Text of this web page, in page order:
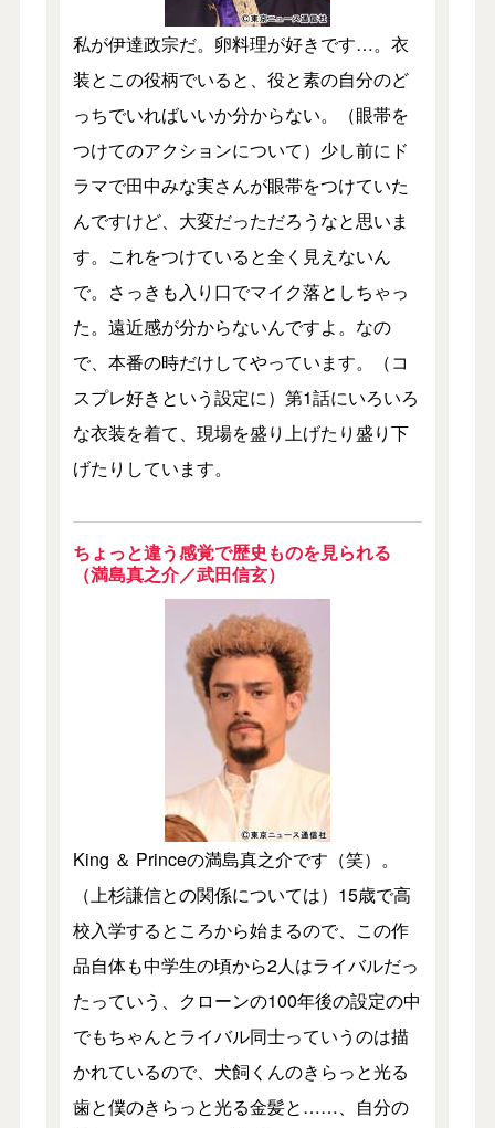
私が伊達政宗だ。卵料理が好きです…。衣
装とこの役柄でいると、役と素の自分のど
っちでいればいいか分からない。（眼帯を
つけてのアクションについて）少し前にド
ラマで田中みな実さんが眼帯をつけていた
んですけど、大変だっただろうなと思いま
す。これをつけていると全く見えないん
で。さっきも入り口でマイク落としちゃっ
た。遠近感が分からないんですよ。なの
で、本番の時だけしてやっています。（コ
スプレ好きという設定に）第1話にいろいろ
な衣装を着て、現場を盛り上げたり盛り下
げたりしています。
ちょっと違う感覚で歴史ものを見られる
（満島真之介／武田信玄）
King ＆ Princeの満島真之介です（笑）。
（上杉謙信との関係については）15歳で高
校入学するところから始まるので、この作
品自体も中学生の頃から2人はライバルだっ
たっていう、クローンの100年後の設定の中
でもちゃんとライバル同士っていうのは描
かれているので、犬飼くんのきらっと光る
歯と僕のきらっと光る金髪と……、自分の